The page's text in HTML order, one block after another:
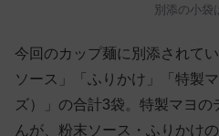
別添の小袋
今回のカップ麺に別添されて
ソース」「ふりかけ」「特製
ズ）」の合計3袋。特製マヨ
んが、粉末ソース・ふりかけ